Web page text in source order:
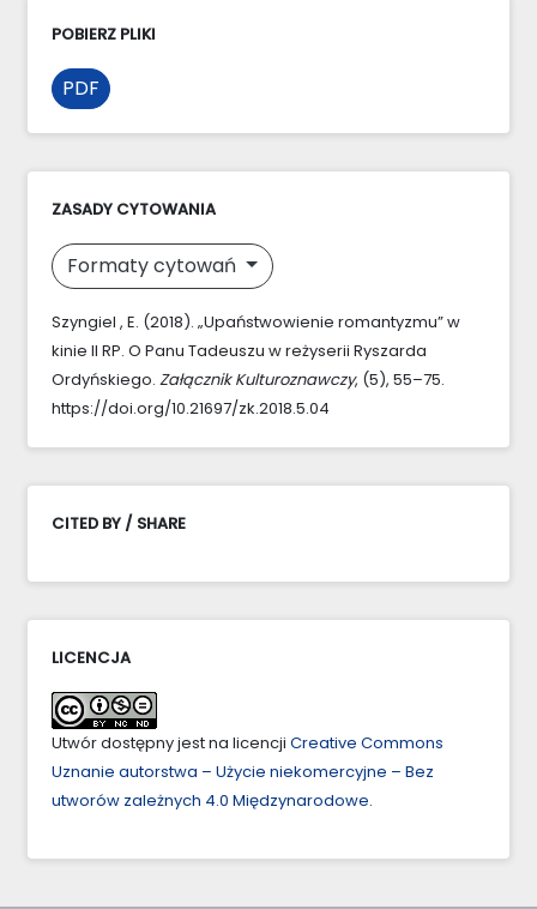
POBIERZ PLIKI
PDF
ZASADY CYTOWANIA
Formaty cytowań
Szyngiel , E. (2018). „Upaństwowienie romantyzmu” w
kinie II RP. O Panu Tadeuszu w reżyserii Ryszarda
Ordyńskiego. Załącznik Kulturoznawczy, (5), 55–75.
https://doi.org/10.21697/zk.2018.5.04
CITED BY / SHARE
LICENCJA
Utwór dostępny jest na licencji Creative Commons
Uznanie autorstwa – Użycie niekomercyjne – Bez
utworów zależnych 4.0 Międzynarodowe.